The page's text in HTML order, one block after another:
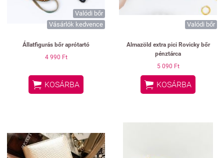
Valódi bőr
Vásárlók kedvence
Állatfigurás bőr aprótartó
4 990 Ft
 KOSÁRBA
Valódi bőr
Almazöld extra pici Rovicky bőr
pénztárca
5 090 Ft
 KOSÁRBA